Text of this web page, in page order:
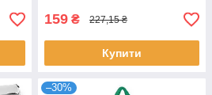
159 ₴ 227,15 ₴
Купити
–30%